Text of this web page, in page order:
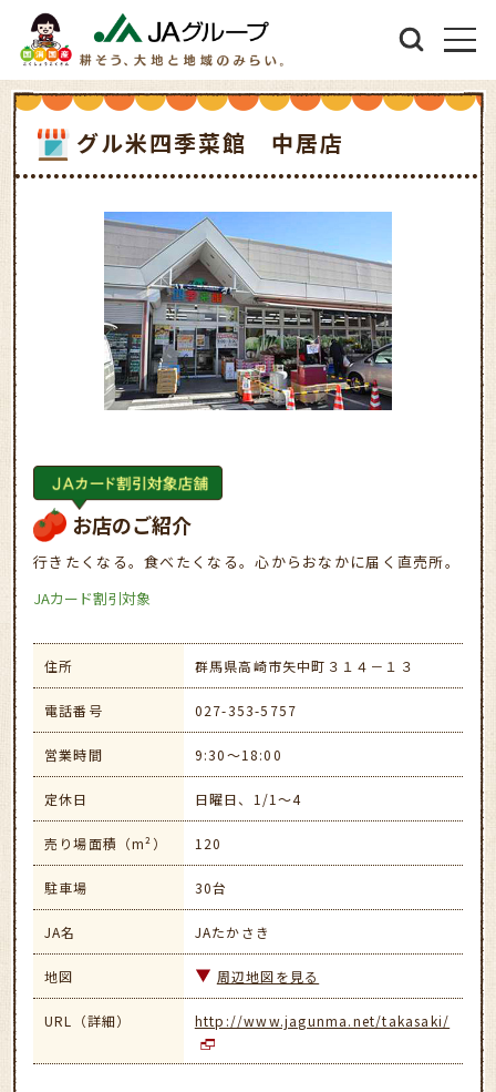
グル米四季菜館 中居店
お店のご紹介
行きたくなる。食べたくなる。心からおなかに届く直売所。
JAカード割引対象
住所 群馬県高崎市矢中町３１４－１３
電話番号 027-353-5757
営業時間 9:30～18:00
定休日 日曜日、1/1～4
売り場面積（m²） 120
駐車場 30台
JA名 JAたかさき
地図 周辺地図を見る
URL（詳細） http://www.jagunma.net/takasaki/